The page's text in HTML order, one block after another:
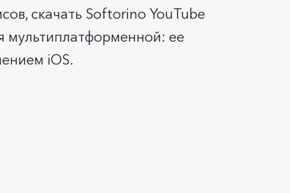
скачать Softorino YouTube
мультиплатформенной: ее
iOS.